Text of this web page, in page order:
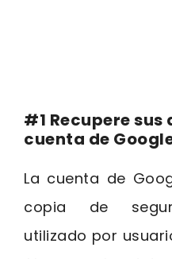
#1 Recupere
cuenta de
La cuenta de
copia de
utilizado por